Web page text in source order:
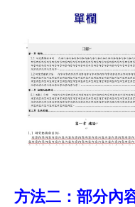
方法二：部分內